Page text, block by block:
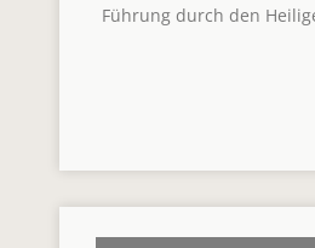
Führung durch den